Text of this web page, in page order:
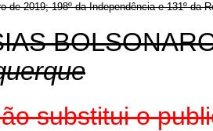
de 2019; 198º da Independência e 131º da
substitui o